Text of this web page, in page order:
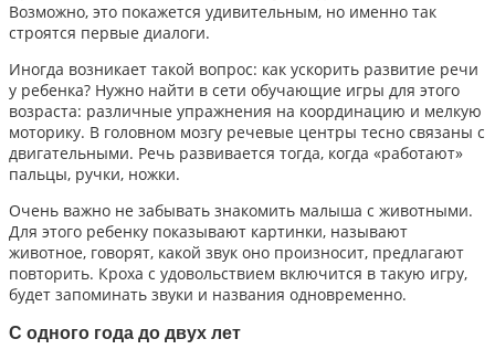
Возможно, это покажется удивительным, но именно так
строятся первые диалоги.
Иногда возникает такой вопрос: как ускорить развитие речи
у ребенка? Нужно найти в сети обучающие игры для этого
возраста: различные упражнения на координацию и мелкую
моторику. В головном мозгу речевые центры тесно связаны с
двигательными. Речь развивается тогда, когда «работают»
пальцы, ручки, ножки.
Очень важно не забывать знакомить малыша с животными.
Для этого ребенку показывают картинки, называют
животное, говорят, какой звук оно произносит, предлагают
повторить. Кроха с удовольствием включится в такую игру,
будет запоминать звуки и названия одновременно.
С одного года до двух лет